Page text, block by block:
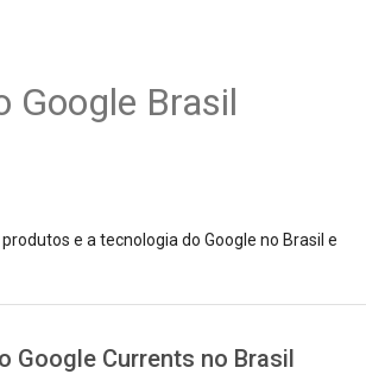
Google Brasil
e a tecnologia do Google no Brasil e
Google Currents no Brasil